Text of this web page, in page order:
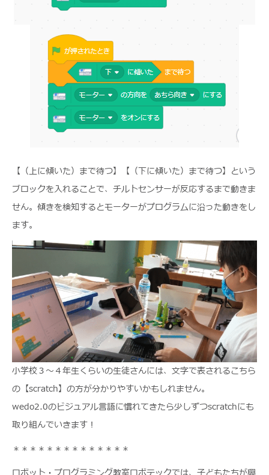
【（上に傾いた）まで待つ】【（下に傾いた）まで待つ】という
ブロックを入れることで、チルトセンサーが反応するまで動きま
せん。傾きを検知するとモーターがプログラムに沿った動きをし
ます。
小学校３～４年生くらいの生徒さんには、文字で表されるこちら
の【scratch】の方が分かりやすいかもしれません。
wedo2.0のビジュアル言語に慣れてきたら少しずつscratchにも
取り組んでいきます！
＊＊＊＊＊＊＊＊＊＊＊＊＊＊